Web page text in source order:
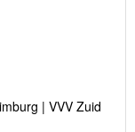
| VVV Zuid